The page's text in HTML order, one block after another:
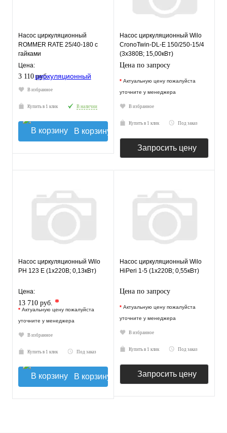
Насос циркуляционный
ROMMER RATE 25/40-180 с
гайками
Цена:
3 110 руб.
В избранное
Купить в 1 клик В наличии
В корзину
Насос циркуляционный Wilo
CronoTwin-DL-E 150/250-15/4
(3х380В; 15,00кВт)
Цена по запросу
* Актуальную цену пожалуйста
уточните у менеджера
В избранное
Купить в 1 клик Под заказ
Запросить цену
Насос циркуляционный Wilo
PH 123 E (1х220В; 0,13кВт)
Цена:
13 710 руб. *
* Актуальную цену пожалуйста
уточните у менеджера
В избранное
Купить в 1 клик Под заказ
В корзину
Насос циркуляционный Wilo
HiPeri 1-5 (1х220В; 0,55кВт)
Цена по запросу
* Актуальную цену пожалуйста
уточните у менеджера
В избранное
Купить в 1 клик Под заказ
Запросить цену